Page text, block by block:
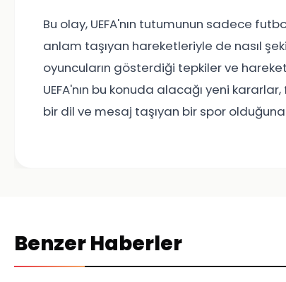
Bu olay, UEFA'nın tutumunun sadece
anlam taşıyan hareketleriyle de nasıl
oyuncuların gösterdiği tepkiler ve
UEFA'nın bu konuda alacağı yeni
bir dil ve mesaj taşıyan bir spor
Benzer Haberler